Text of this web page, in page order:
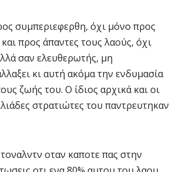
συμπεριεφερθη, όχι μόνο προς
προς άπαντες τους λαούς, όχι
σαν ελευθερωτής, μη
κι αυτή ακόμα την ενδυμασία
ζωής του. Ο ίδιος αρχικά και οι
στρατιώτες του παντρευτηκαν
οταν καποτε πας στην